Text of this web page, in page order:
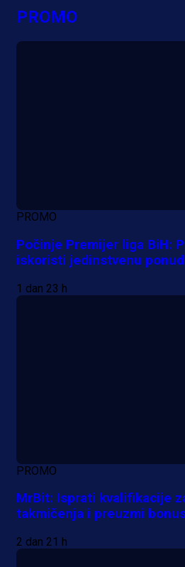
PROMO
PROMO
Počinje Premijer liga BiH:
iskoristi jedinstvenu
1 dan 23 h
PROMO
MrBit: Isprati kvalifikacije
takmičenja i preuzmi
2 dan 21 h